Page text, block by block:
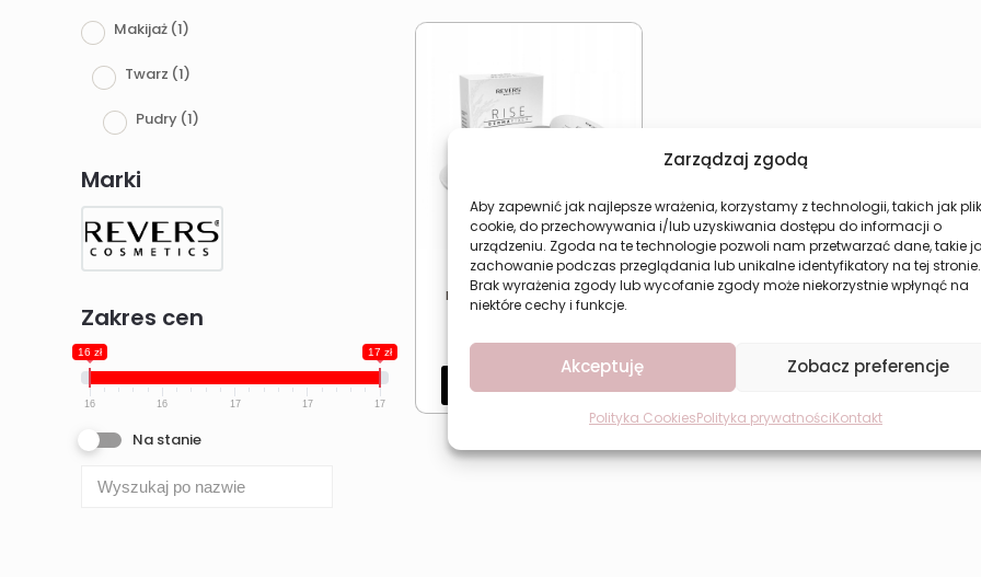
Zarządzaj zgodą
Aby zapewnić jak najlepsze wrażenia, korzystamy z technologii, takich jak
cookie, do przechowywania i/lub uzyskiwania dostępu do informacji o
urządzeniu. Zgoda na te technologie pozwoli nam przetwarzać dane, takie
zachowanie podczas przeglądania lub unikalne identyfikatory na tej stronie.
Brak wyrażenia zgody lub wycofanie zgody może niekorzystnie wpłynąć na
niektóre cechy i funkcje.
Akceptuję Zobacz preferencje
Polityka CookiesPolityka prywatnościKontakt
Makijaż (1)
Twarz (1)
Pudry (1)
Marki
Zakres cen
16 zł 17 zł
16 16 17 17 17
Na stanie
Sypki puder ryżowy
matujący Revers RICE
DERMA FIXER
16,93zł
Dodaj do koszyka